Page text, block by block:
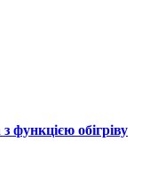
обігріву